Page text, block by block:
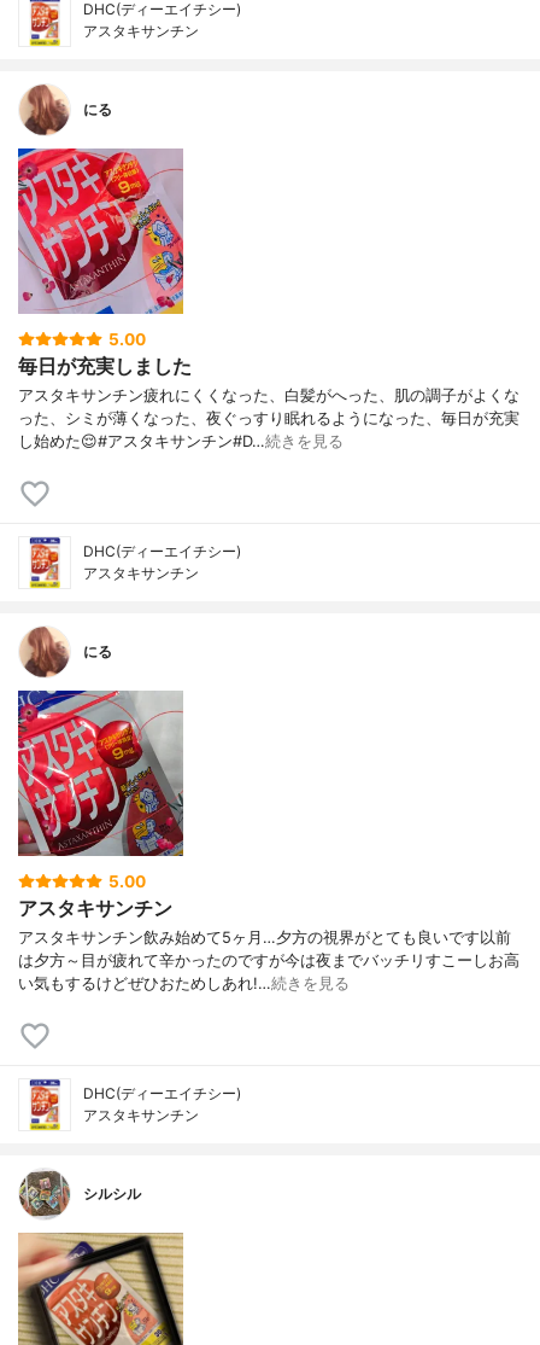
DHC(ディーエイチシー)
アスタキサンチン
にる
5.00
毎日が充実しました
アスタキサンチン疲れにくくなった、白髪がへった、肌の調子がよくな
った、シミが薄くなった、夜ぐっすり眠れるようになった、毎日が充実
し始めた😌#アスタキサンチン#D…続きを見る
DHC(ディーエイチシー)
アスタキサンチン
にる
5.00
アスタキサンチン
アスタキサンチン飲み始めて5ヶ月…夕方の視界がとても良いです以前
は夕方～目が疲れて辛かったのですが今は夜までバッチリすこーしお高
い気もするけどぜひおためしあれ!…続きを見る
DHC(ディーエイチシー)
アスタキサンチン
シルシル